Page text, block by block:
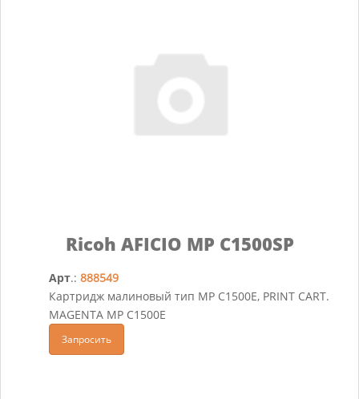
Ricoh AFICIO MP C1500SP
Арт.: 888549
Картридж малиновый тип MP C1500E, PRINT CART.
MAGENTA MP C1500E
Запросить